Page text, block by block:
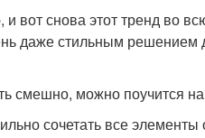
вот снова этот тренд во
даже стильным
смешно, можно поучится
сочетать все